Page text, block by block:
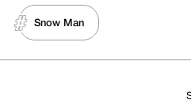
Snow Man